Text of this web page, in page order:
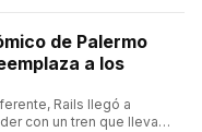
de Palermo
a los
Rails llegó a
con un tren que lleva